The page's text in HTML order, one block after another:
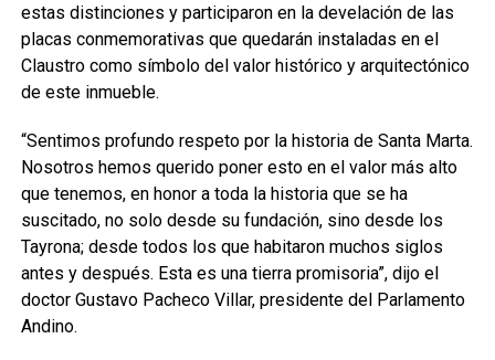
estas distinciones y participaron en la develación de las
placas conmemorativas que quedarán instaladas en el
Claustro como símbolo del valor histórico y arquitectónico
de este inmueble.
“Sentimos profundo respeto por la historia de Santa Marta.
Nosotros hemos querido poner esto en el valor más alto
que tenemos, en honor a toda la historia que se ha
suscitado, no solo desde su fundación, sino desde los
Tayrona; desde todos los que habitaron muchos siglos
antes y después. Esta es una tierra promisoria”, dijo el
doctor Gustavo Pacheco Villar, presidente del Parlamento
Andino.